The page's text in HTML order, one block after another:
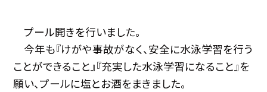
プール開きを行いました。
今年も『けがや事故がなく、安全に水泳学習を行う
ことができること』『充実した水泳学習になること』を
願い、プールに塩とお酒をまきました。